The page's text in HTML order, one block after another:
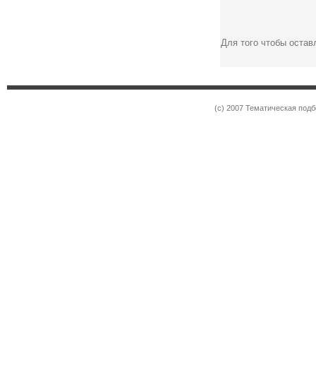
Для того чтобы
(c) 2007 Тематическая